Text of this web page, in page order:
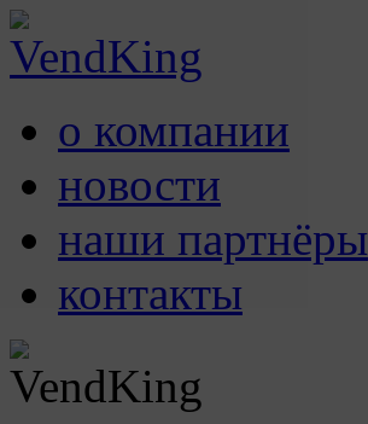
о компании
новости
наши партнёры
контакты